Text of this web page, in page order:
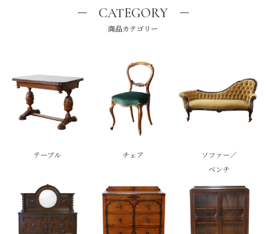
CATEGORY
商品カテゴリー
テーブル チェア
ソファー／
ベンチ